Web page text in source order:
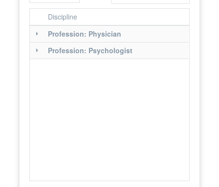
Discipline
Profession: Physician
Profession: Psychologist